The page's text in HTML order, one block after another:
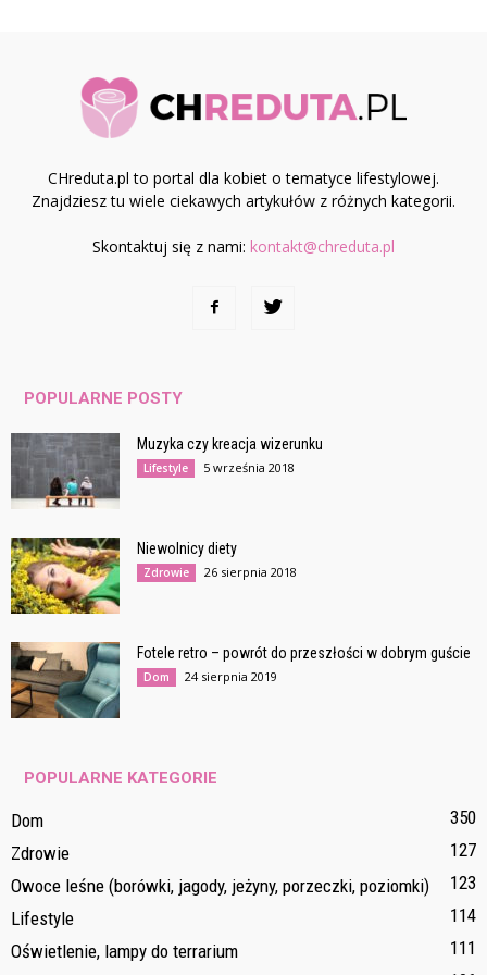
CHreduta.pl to portal dla kobiet o tematyce lifestylowej.
Znajdziesz tu wiele ciekawych artykułów z różnych kategorii.
Skontaktuj się z nami: kontakt@chreduta.pl
POPULARNE POSTY
Muzyka czy kreacja wizerunku
Lifestyle 5 września 2018
Niewolnicy diety
Zdrowie 26 sierpnia 2018
Fotele retro – powrót do przeszłości w dobrym guście
Dom 24 sierpnia 2019
POPULARNE KATEGORIE
Dom
350
Zdrowie
127
Owoce leśne (borówki, jagody, jeżyny, porzeczki, poziomki)
123
Lifestyle
114
Oświetlenie, lampy do terrarium
111